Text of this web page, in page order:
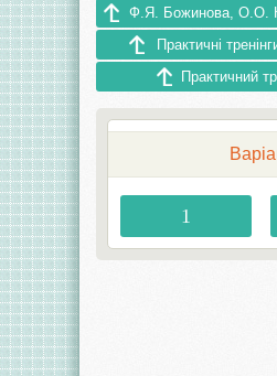
Ф.Я. Божинова, О.О.
Практичні
Практичний
1